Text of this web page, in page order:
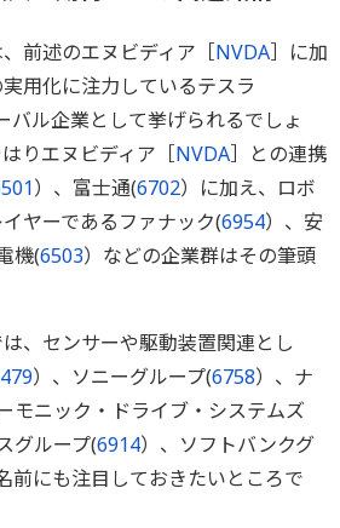
前述のエヌビディア［NVDA］に加
用化に注力しているテスラ
バル企業として挙げられるでしょ
りエヌビディア［NVDA］との連携
）、富士通(6702）に加え、ロボ
ヤーであるファナック(6954）、安
機(6503）などの企業群はその筆頭
、センサーや駆動装置関連とし
）、ソニーグループ(6758）、ナ
モニック・ドライブ・システムズ
グループ(6914）、ソフトバンクグ
前にも注目しておきたいところで